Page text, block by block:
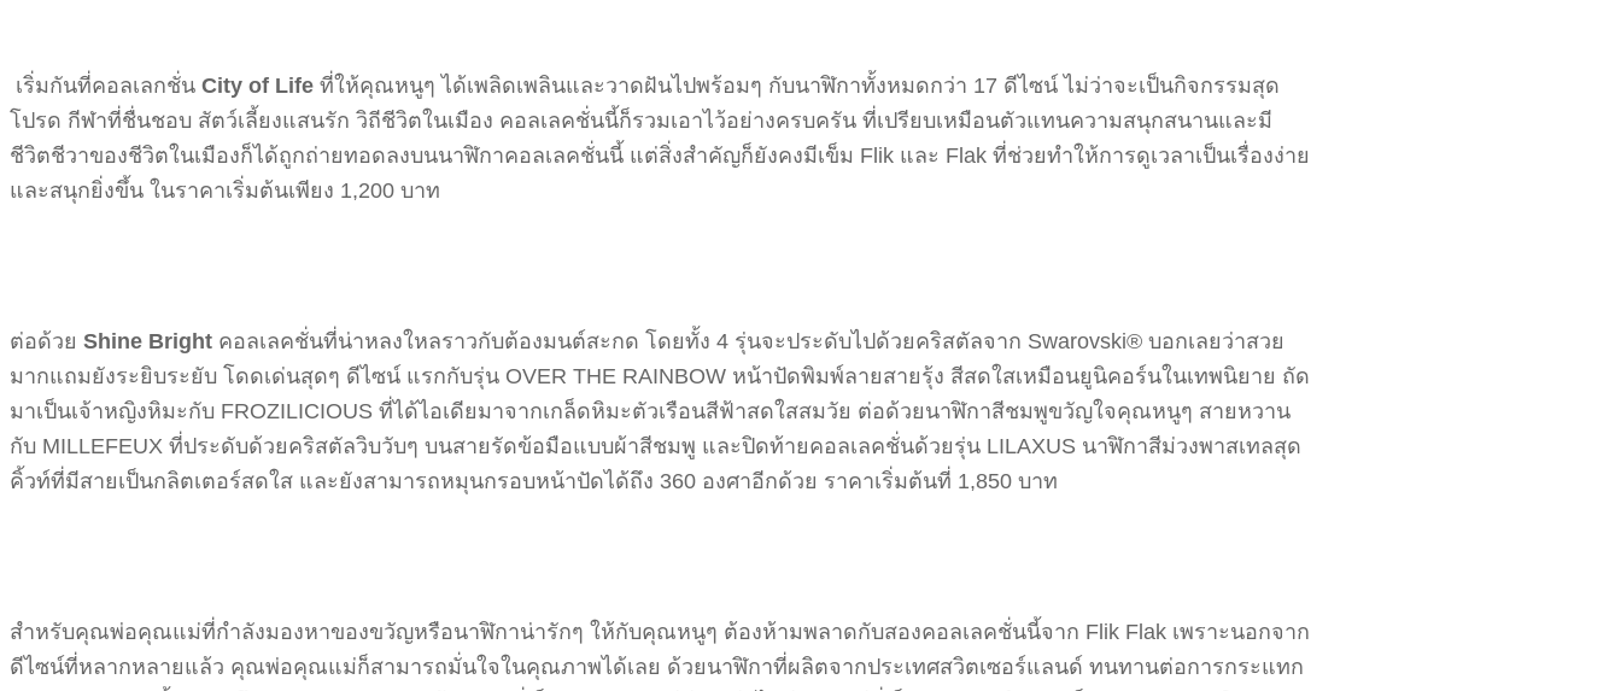
เริ่มกันที่คอลเลกชั่น City of Life ที่ให้คุณหนูๆ ได้เพลิดเพลินและวาดฝันไปพร้อมๆ กับนาฬิกาทั้งหมดกว่า 17 ดีไซน์ ไม่ว่าจะเป็นกิจกรรมสุด
โปรด กีฬาที่ชื่นชอบ สัตว์เลี้ยงแสนรัก วิถีชีวิตในเมือง คอลเลคชั่นนี้ก็รวมเอาไว้อย่างครบครัน ที่เปรียบเหมือนตัวแทนความสนุกสนานและมี
ชีวิตชีวาของชีวิตในเมืองก็ได้ถูกถ่ายทอดลงบนนาฬิกาคอลเลคชั่นนี้ แต่สิ่งสำคัญก็ยังคงมีเข็ม Flik และ Flak ที่ช่วยทำให้การดูเวลาเป็นเรื่องง่าย
และสนุกยิ่งขึ้น ในราคาเริ่มต้นเพียง 1,200 บาท
ต่อด้วย Shine Bright คอลเลคชั่นที่น่าหลงใหลราวกับต้องมนต์สะกด โดยทั้ง 4 รุ่นจะประดับไปด้วยคริสตัลจาก Swarovski® บอกเลยว่าสวย
มากแถมยังระยิบระยับ โดดเด่นสุดๆ ดีไซน์ แรกกับรุ่น OVER THE RAINBOW หน้าปัดพิมพ์ลายสายรุ้ง สีสดใสเหมือนยูนิคอร์นในเทพนิยาย ถัด
มาเป็นเจ้าหญิงหิมะกับ FROZILICIOUS ที่ได้ไอเดียมาจากเกล็ดหิมะตัวเรือนสีฟ้าสดใสสมวัย ต่อด้วยนาฬิกาสีชมพูขวัญใจคุณหนูๆ สายหวาน
กับ MILLEFEUX ที่ประดับด้วยคริสตัลวิบวับๆ บนสายรัดข้อมือแบบผ้าสีชมพู และปิดท้ายคอลเลคชั่นด้วยรุ่น LILAXUS นาฬิกาสีม่วงพาสเทลสุด
คิ้วท์ที่มีสายเป็นกลิตเตอร์สดใส และยังสามารถหมุนกรอบหน้าปัดได้ถึง 360 องศาอีกด้วย ราคาเริ่มต้นที่ 1,850 บาท
สำหรับคุณพ่อคุณแม่ที่กำลังมองหาของขวัญหรือนาฬิกาน่ารักๆ ให้กับคุณหนูๆ ต้องห้ามพลาดกับสองคอลเลคชั่นนี้จาก Flik Flak เพราะนอกจาก
ดีไซน์ที่หลากหลายแล้ว คุณพ่อคุณแม่ก็สามารถมั่นใจในคุณภาพได้เลย ด้วยนาฬิกาที่ผลิตจากประเทศสวิตเซอร์แลนด์ ทนทานต่อการกระแทก